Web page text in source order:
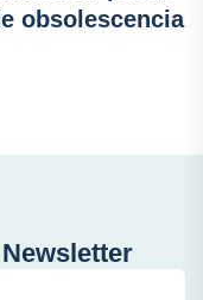
obsolescencia